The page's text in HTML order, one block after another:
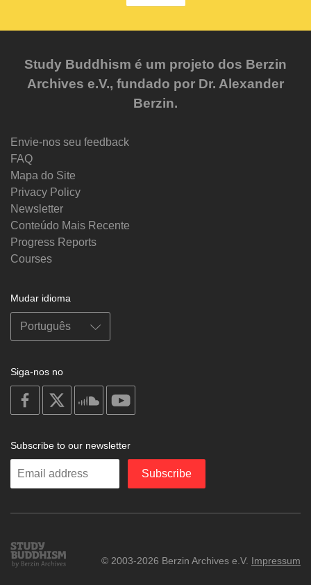
Study Buddhism é um projeto dos Berzin
Archives e.V., fundado por Dr. Alexander
Berzin.
Envie-nos seu feedback
FAQ
Mapa do Site
Privacy Policy
Newsletter
Conteúdo Mais Recente
Progress Reports
Courses
Mudar idioma
Siga-nos no
on
facebook
soundcloud
Subscribe to our newsletter
Enter
Subscribe
Study
Buddhism
© 2003-2026 Berzin Archives e.V. Impressum